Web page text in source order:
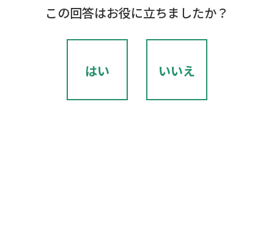
この回答はお役に立ちましたか？
はい いいえ